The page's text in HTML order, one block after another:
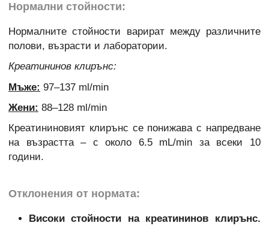
Нормални стойности:
Нормалните стойности варират между различните
полови, възрасти и лаборатории.
Креатининов клирънс:
Мъже: 97–137 ml/min
Жени: 88–128 ml/min
Креатининовият клирънс се понижава с напредване
на възрастта – с около 6.5 mL/min за всеки 10
години.
Отклонения от нормата:
Високи стойности на креатининов клирънс.